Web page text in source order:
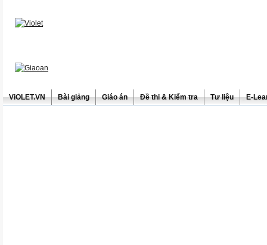
ViOLET.VN Bài giảng Giáo án Đề thi & Kiểm tra Tư liệu E-